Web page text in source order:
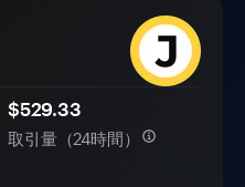
$529.33
取引量（24時間）